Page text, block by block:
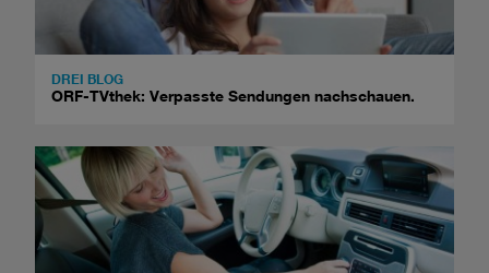
DREI BLOG
ORF-TVthek: Verpasste Sendungen nachschauen.